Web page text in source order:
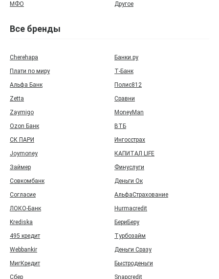
МФО
Другое
Все бренды
Cherehapa
Банки.ру
Плати по миру
Т‑Банк
Альфа Банк
Полис812
Zetta
Сравни
Zaymigo
MoneyMan
Ozon Банк
ВТБ
СК ПАРИ
Ингосстрах
Joymoney
КАПИТАЛ LIFE
Займер
Финуслуги
Совкомбанк
Деньги Ок
Согласие
АльфаСтрахование
ЛОКО-Банк
Hurmacredit
Krediska
БериБеру
495 кредит
Турбозайм
Webbankir
Деньги Сразу
МигКредит
Быстроденьги
Сбер
Snapcredit